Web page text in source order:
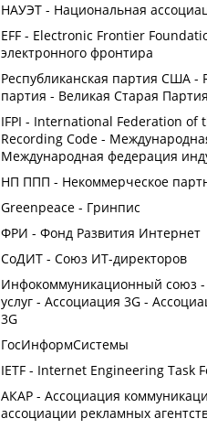
НАУЭТ - Национальная
EFF - Electronic Frontier
электронного фронтира
Республиканская партия США -
партия - Великая Старая
IFPI - International Federation
Recording Code -
Международная федерация
НП ППП - Некоммерческое
Greenpeace - Гринпис
ФРИ - Фонд Развития Интернет
СоДИТ - Союз ИТ-директоров
Инфокоммуникационный союз
услуг - Ассоциация 3G -
3G
ГосИнформСистемы
IETF - Internet Engineering Task
АКАР - Ассоциация
ассоциации рекламных